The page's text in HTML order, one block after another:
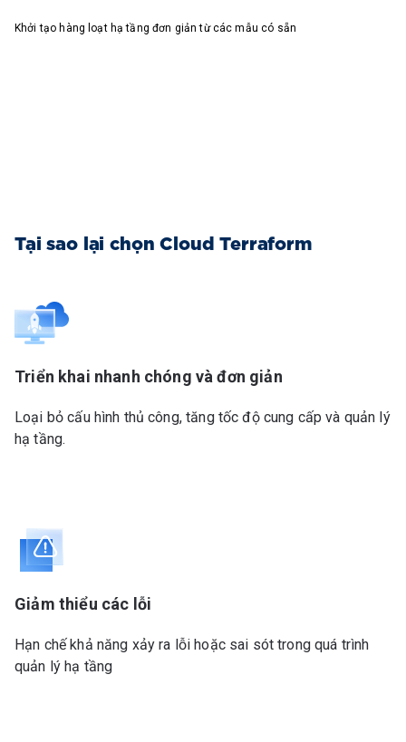
Khởi tạo hàng loạt hạ tầng đơn giản từ các mẫu có sẵn
Tại sao lại chọn Cloud Terraform
Triển khai nhanh chóng và đơn giản
Loại bỏ cấu hình thủ công, tăng tốc độ cung cấp và quản lý
hạ tầng.
Giảm thiểu các lỗi
Hạn chế khả năng xảy ra lỗi hoặc sai sót trong quá trình
quản lý hạ tầng